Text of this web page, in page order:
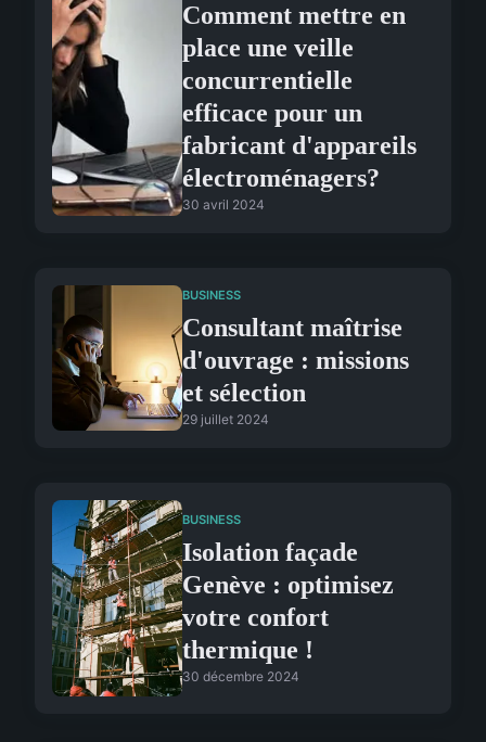
Comment mettre en
place une veille
concurrentielle
efficace pour un
fabricant d'appareils
électroménagers?
30 avril 2024
BUSINESS
Consultant maîtrise
d'ouvrage : missions
et sélection
29 juillet 2024
BUSINESS
Isolation façade
Genève : optimisez
votre confort
thermique !
30 décembre 2024